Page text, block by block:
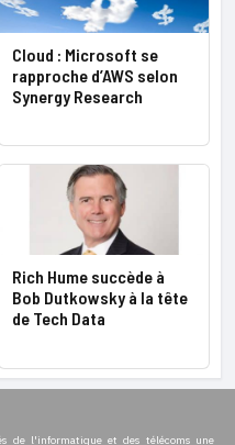
Cloud : Microsoft se
rapproche d’AWS selon
Synergy Research
Rich Hume succède à
Bob Dutkowsky à la tête
de Tech Data
de l'informatique et des télécoms une